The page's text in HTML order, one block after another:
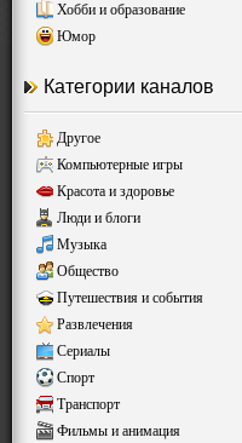
Хобби и образование
Юмор
Категории каналов
Другое
Компьютерные игры
Красота и здоровье
Люди и блоги
Музыка
Общество
Путешествия и события
Развлечения
Сериалы
Спорт
Транспорт
Фильмы и анимация